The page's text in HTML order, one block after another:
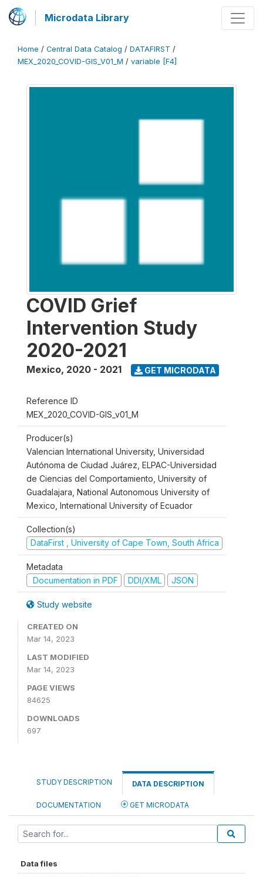
Microdata Library
Home / Central Data Catalog / DATAFIRST /
MEX_2020_COVID-GIS_V01_M / variable [F4]
COVID Grief
Intervention Study
2020-2021
Mexico, 2020 - 2021 GET MICRODATA
Reference ID
MEX_2020_COVID-GIS_v01_M
Producer(s)
Valencian International University, Universidad
Autónoma de Ciudad Juárez, ELPAC-Universidad
de Ciencias del Comportamiento, University of
Guadalajara, National Autonomous University of
Mexico, International University of Ecuador
Collection(s)
DataFirst , University of Cape Town, South Africa
Metadata
Documentation in PDF
DDI/XML JSON
Study website
CREATED ON
Mar 14, 2023
LAST MODIFIED
Mar 14, 2023
PAGE VIEWS
84625
DOWNLOADS
697
STUDY DESCRIPTION DATA DESCRIPTION
DOCUMENTATION GET MICRODATA
Data files